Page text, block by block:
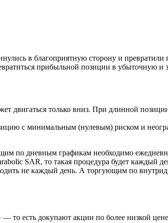
в благоприятную сторону и
прибыльной позиции в убыточную и
двигаться только вниз. При длинной
с минимальным (нулевым) риском и
по дневным графикам необходимо
SAR, то такая процедура будет каждый
не каждый день. А торгующим по
— то есть докупают акции по более низкой